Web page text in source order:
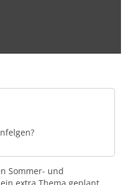
Sommer- und